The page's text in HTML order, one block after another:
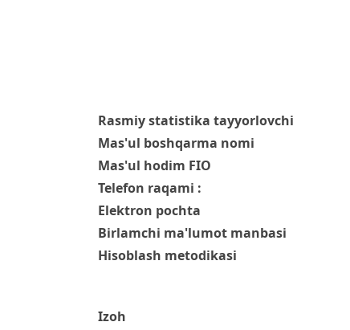
Rasmiy statistika tayyorlovchi
Mas'ul boshqarma nomi
Mas'ul hodim FIO
Telefon raqami :
Elektron pochta
Birlamchi ma'lumot manbasi
Hisoblash metodikasi
Izoh